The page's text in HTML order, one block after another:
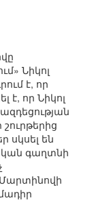
Նիկոլ
է, որ
է, որ Նիկոլ
սկսել են
գաղտնի